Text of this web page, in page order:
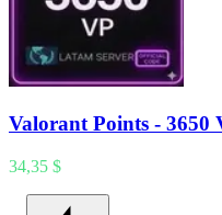
Valorant Points - 3650
34,35 $